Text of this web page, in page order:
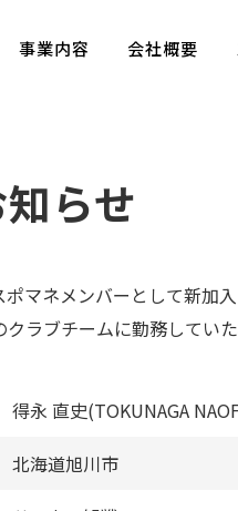
事業内容 会社概要
らせ
ポマネメンバーとして新加入
ラブチームに勤務してい
得永 直史(TOKUNAGA
北海道旭川市